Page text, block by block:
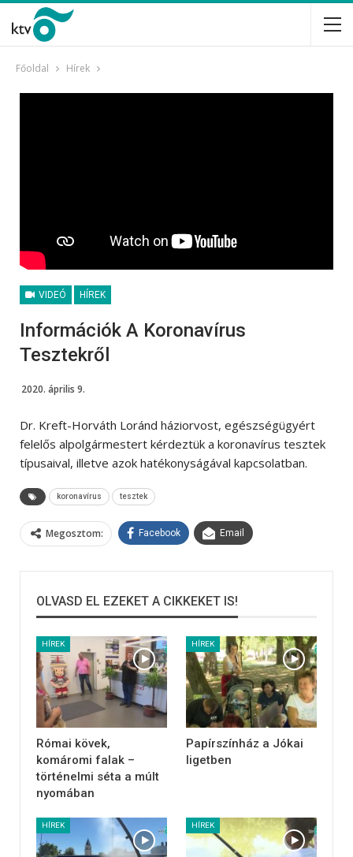
Főoldal Hírek
VIDEÓ HÍREK
Információk A Koronavírus
Tesztekről
2020. április 9.
Dr. Kreft-Horváth Loránd háziorvost, egészségügyért
felelős alpolgármestert kérdeztük a koronavírus tesztek
típusaival, illetve azok hatékonyságával kapcsolatban.
koronavírus tesztek
Megosztom: Facebook Email
OLVASD EL EZEKET A CIKKEKET IS!
HÍREK
Római kövek,
komáromi falak –
történelmi séta a múlt
nyomában
HÍREK
Papírszínház a Jókai
ligetben
HÍREK HÍREK